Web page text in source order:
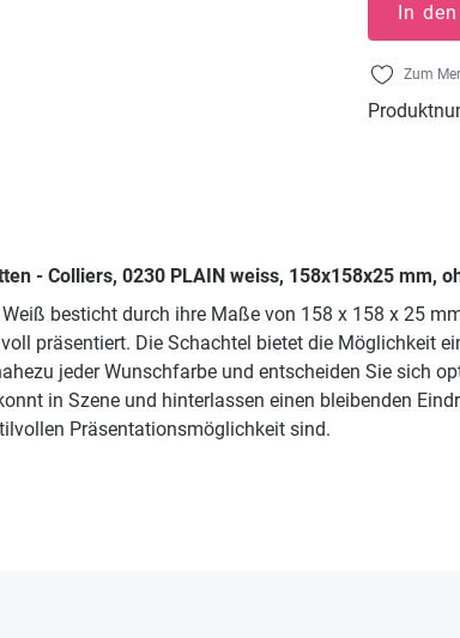
In
Zum
- Colliers, 0230 PLAIN weiss, 158x158x25 mm,
besticht durch ihre Maße von 158 x 158 x 25
präsentiert. Die Schachtel bietet die Möglichkeit
jeder Wunschfarbe und entscheiden Sie sich
in Szene und hinterlassen einen bleibenden
Präsentationsmöglichkeit sind.